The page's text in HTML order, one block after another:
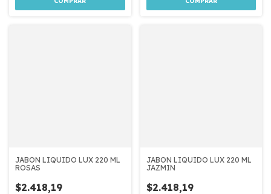
JABON LIQUIDO LUX 220 ML
ROSAS
$2.418,19
JABON LIQUIDO LUX 220 ML
JAZMIN
$2.418,19